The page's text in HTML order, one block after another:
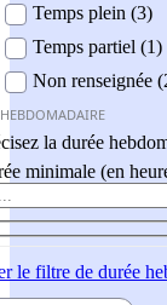
Temps plein (3)
Temps partiel (1)
Non renseignée
la durée
minimale (en
le filtre de durée